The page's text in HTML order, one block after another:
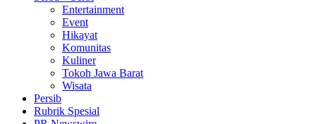
Entertainment
Event
Hikayat
Komunitas
Kuliner
Tokoh Jawa Barat
Wisata
Persib
Rubrik Spesial